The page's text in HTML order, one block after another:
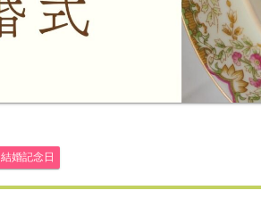
結婚記念日